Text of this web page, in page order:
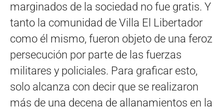
marginados de la sociedad no fue gratis. Y
tanto la comunidad de Villa El Libertador
como él mismo, fueron objeto de una feroz
persecución por parte de las fuerzas
militares y policiales. Para graficar esto,
solo alcanza con decir que se realizaron
más de una decena de allanamientos en la